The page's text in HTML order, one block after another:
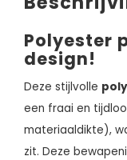
Polyester
design!
Deze stijlvolle
een fraai en
materiaaldikte),
zit. Deze